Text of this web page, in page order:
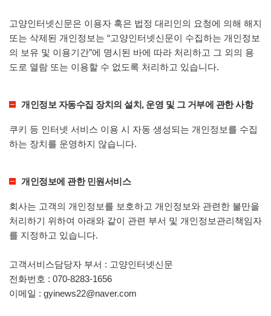
고양인터넷신문은 이용자 혹은 법정 대리인의 요청에 의해 해지
또는 삭제된 개인정보는 “고양인터넷신문이 수집하는 개인정보
의 보유 및 이용기간”에 명시된 바에 따라 처리하고 그 외의 용
도로 열람 또는 이용할 수 없도록 처리하고 있습니다.
개인정보 자동수집 장치의 설치, 운영 및 그 거부에 관한 사항
쿠키 등 인터넷 서비스 이용 시 자동 생성되는 개인정보를 수집
하는 장치를 운영하지 않습니다.
개인정보에 관한 민원서비스
회사는 고객의 개인정보를 보호하고 개인정보와 관련한 불만을
처리하기 위하여 아래와 같이 관련 부서 및 개인정보관리책임자
를 지정하고 있습니다.
고객서비스담당자 부서 : 고양인터넷신문
전화번호 : 070-8283-1656
이메일 : gyinews22@naver.com